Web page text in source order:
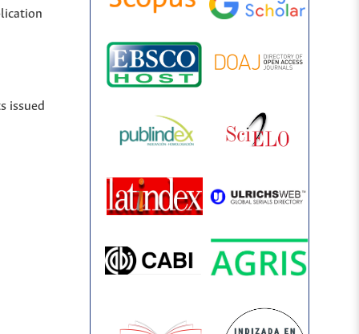
issued